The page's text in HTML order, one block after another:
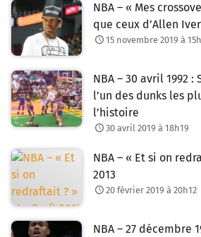
NBA – « Mes
que ceux d’Allen
15 novembre 2019 à
NBA – 30 avril 1992 :
l’un des dunks les
l’histoire
30 avril 2019 à 18h19
NBA – « Et si on
2013
20 février 2019 à 20h12
NBA – 27 décembre